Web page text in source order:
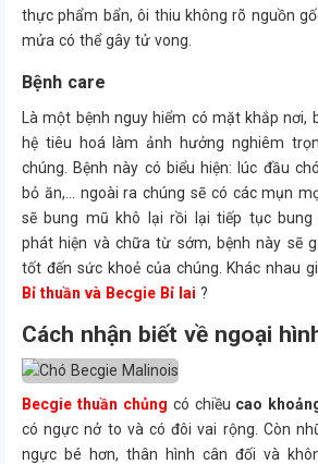
thực phẩm bẩn, ôi thiu không rõ nguồn
mửa có thể gây tử vong.
Bệnh care
Là một bệnh nguy hiểm có mặt khắp nơi,
hệ tiêu hoá làm ảnh hưởng nghiêm
chúng. Bệnh này có biểu hiện: lúc đầu
bỏ ăn,… ngoài ra chúng sẽ có các mụn
sẽ bung mũ khô lại rồi lại tiếp tục
phát hiện và chữa từ sớm, bệnh này sẽ
tốt đến sức khoẻ của chúng. Khác nhau
Bỉ thuần và Becgie Bỉ lai ?
Cách nhận biết về ngoại
Becgie thuần chủng có chiều cao
có ngực nở to và có đôi vai rộng. Còn
ngực bé hơn, thân hình cân đối và